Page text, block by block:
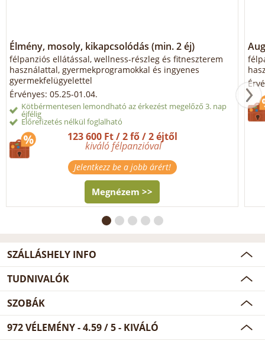
Élmény, mosoly, kikapcsolódás (min. 2 éj)
félpanziós ellátással, wellness-részleg és fitneszterem
használattal, gyermekprogramokkal és ingyenes
gyermekfelügyelettel
Érvényes: 05.25-01.04.
Kötbérmentesen lemondható az érkezést megelőző 3. nap
éjfélig
Előrefizetés nélkül foglalható
123 600 Ft / 2 fő / 2 éjtől
kiváló félpanzióval
Jelentkezz be a jobb árért!
Megnézem >>
SZÁLLÁSHELY INFO
TUDNIVALÓK
SZOBÁK
972VÉLEMÉNY -4.59/5- KIVÁLÓ